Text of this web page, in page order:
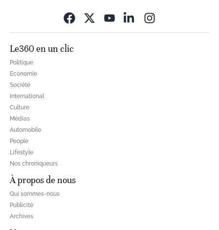
Le360 en un clic
Politique
Economie
Société
International
Culture
Médias
Automobile
People
Lifestyle
Nos chroniqueurs
À propos de nous
Qui sommes-nous
Publicité
Archives